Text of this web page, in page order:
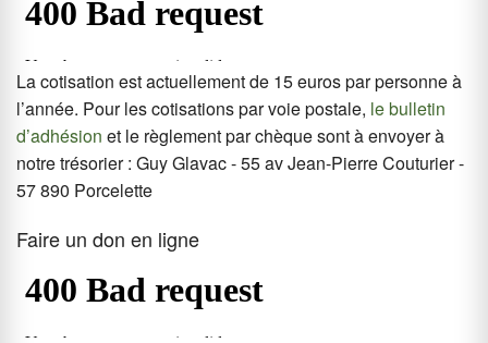
La cotisation est actuellement de 15 euros par personne à
l’année. Pour les cotisations par voie postale, le bulletin
d’adhésion et le règlement par chèque sont à envoyer à
notre trésorier : Guy Glavac - 55 av Jean-Pierre Couturier -
57 890 Porcelette
Faire un don en ligne